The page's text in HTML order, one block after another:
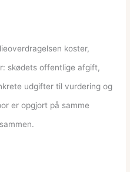
koster,
skødets offentlige afgift,
udgifter til vurdering og
er opgjort på samme